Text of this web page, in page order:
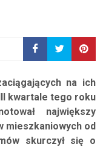
na ich
kwartale tego roku
największy
mieszkaniowych od
skurczył się o